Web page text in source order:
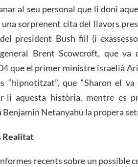
al seu personal que li doni
sorprenent cita del llavors
del president Bush fill (i
Brent Scowcroft, que va
que el primer ministre israelià
“hipnotitzat”, que “Sharon el
li aquesta història, mentre es
Netanyahu la propera
Realitat
recents sobre un possible